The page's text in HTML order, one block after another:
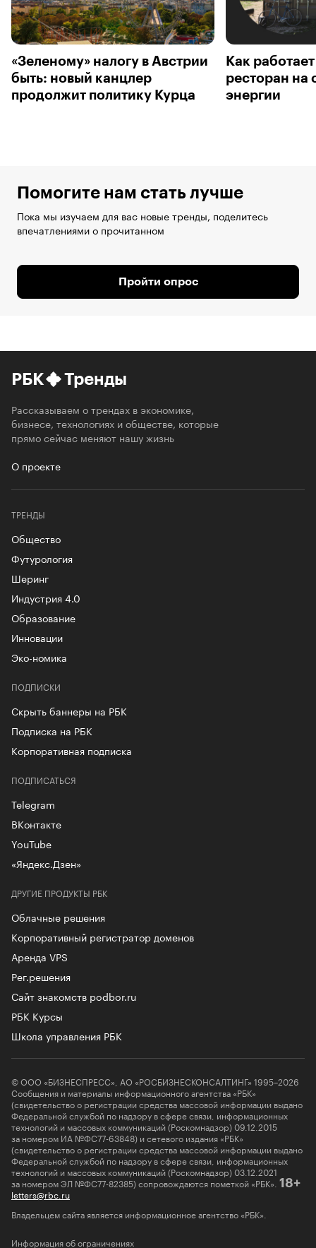
«Зеленому» налогу в Австрии
быть: новый канцлер
продолжит политику Курца
Как
ресторан на
энергии
Помогите нам стать лучше
Пока мы изучаем для вас новые тренды, поделитесь
впечатлениями о прочитанном
Пройти опрос
РБК Тренды
Рассказываем о трендах в экономике,
бизнесе, технологиях и обществе, которые
прямо сейчас меняют нашу жизнь
О проекте
ТРЕНДЫ
Общество
Футурология
Шеринг
Индустрия 4.0
Образование
Инновации
Эко-номика
ПОДПИСКИ
Скрыть баннеры на РБК
Подписка на РБК
Корпоративная подписка
ДРУГИЕ ПРОДУКТЫ РБК
Облачные решения
Корпоративный регистратор доменов
Аренда VPS
Рег.решения
Сайт знакомств podbor.ru
РБК Курсы
Школа управления РБК
ПОДПИСАТЬСЯ
Telegram
ВКонтакте
YouTube
«Яндекс.Дзен»
© ООО «БИЗНЕСПРЕСС», АО «РОСБИЗНЕСКОНСАЛТИНГ» 1995–2026
Сообщения и материалы информационного агентства «РБК»
(свидетельство о регистрации средства массовой информации выдано
Федеральной службой по надзору в сфере связи, информационных
технологий и массовых коммуникаций (Роскомнадзор) 09.12.2015
за номером ИА №ФС77-63848) и сетевого издания «РБК»
(свидетельство о регистрации средства массовой информации выдано
Федеральной службой по надзору в сфере связи, информационных
технологий и массовых коммуникаций (Роскомнадзор) 03.12.2021
за номером ЭЛ №ФС77-82385) сопровождаются пометкой «РБК». 18+
letters@rbc.ru
Владельцем сайта является информационное агентство «РБК».
Информация об ограничениях